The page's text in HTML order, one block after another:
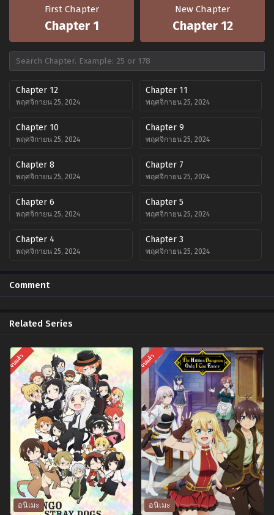
First Chapter
Chapter 1
New Chapter
Chapter 12
Chapter 12
พฤศจิกายน 25, 2024
Chapter 11
พฤศจิกายน 25, 2024
Chapter 10
พฤศจิกายน 25, 2024
Chapter 9
พฤศจิกายน 25, 2024
Chapter 8
พฤศจิกายน 25, 2024
Chapter 7
พฤศจิกายน 25, 2024
Chapter 6
พฤศจิกายน 25, 2024
Chapter 5
พฤศจิกายน 25, 2024
Chapter 4
พฤศจิกายน 25, 2024
Chapter 3
พฤศจิกายน 25, 2024
พฤศจิกายน 25, 2024
Comment
Related Series
จบแล้ว
อนิเมะ
จบแล้ว
อนิเมะ